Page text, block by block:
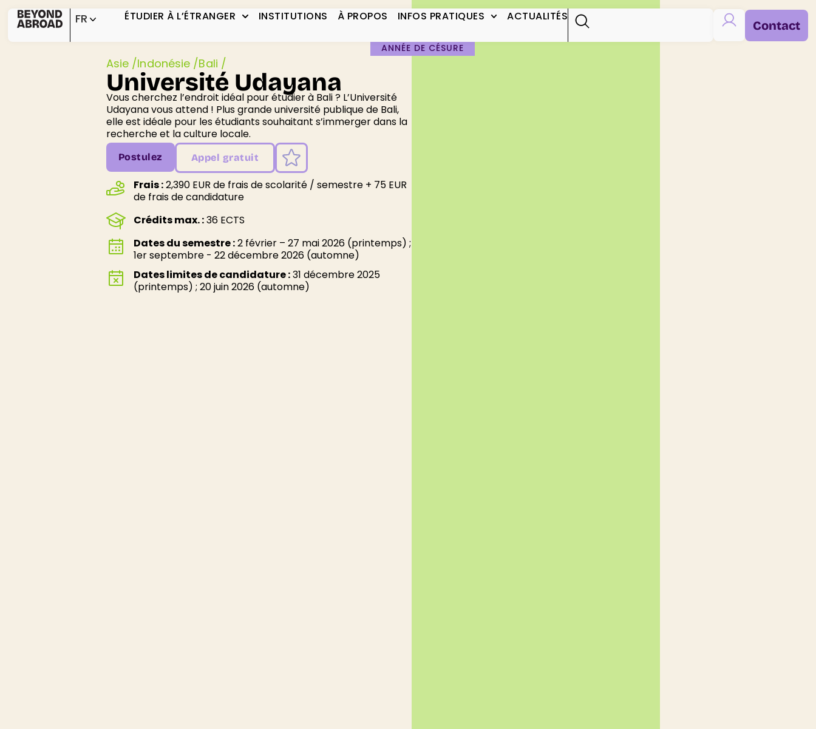
FR ÉTUDIER À L’ÉTRANGER INSTITUTIONS À PROPOS INFOS PRATIQUES ACTUALITÉS
Contact
Asie /Indonésie /Bali /
Université Udayana
Vous cherchez l’endroit idéal pour étudier à Bali ? L’Université
Udayana vous attend ! Plus grande université publique de Bali,
elle est idéale pour les étudiants souhaitant s’immerger dans la
recherche et la culture locale.
Postulez Appel gratuit
Frais :2,390 EUR de frais de scolarité / semestre + 75 EUR
de frais de candidature
Crédits max. :36 ECTS
Dates du semestre :2 février – 27 mai 2026 (printemps) ;
1er septembre - 22 décembre 2026 (automne)
Dates limites de candidature :31 décembre 2025
(printemps) ; 20 juin 2026 (automne)
ANNÉE DE CÉSURE